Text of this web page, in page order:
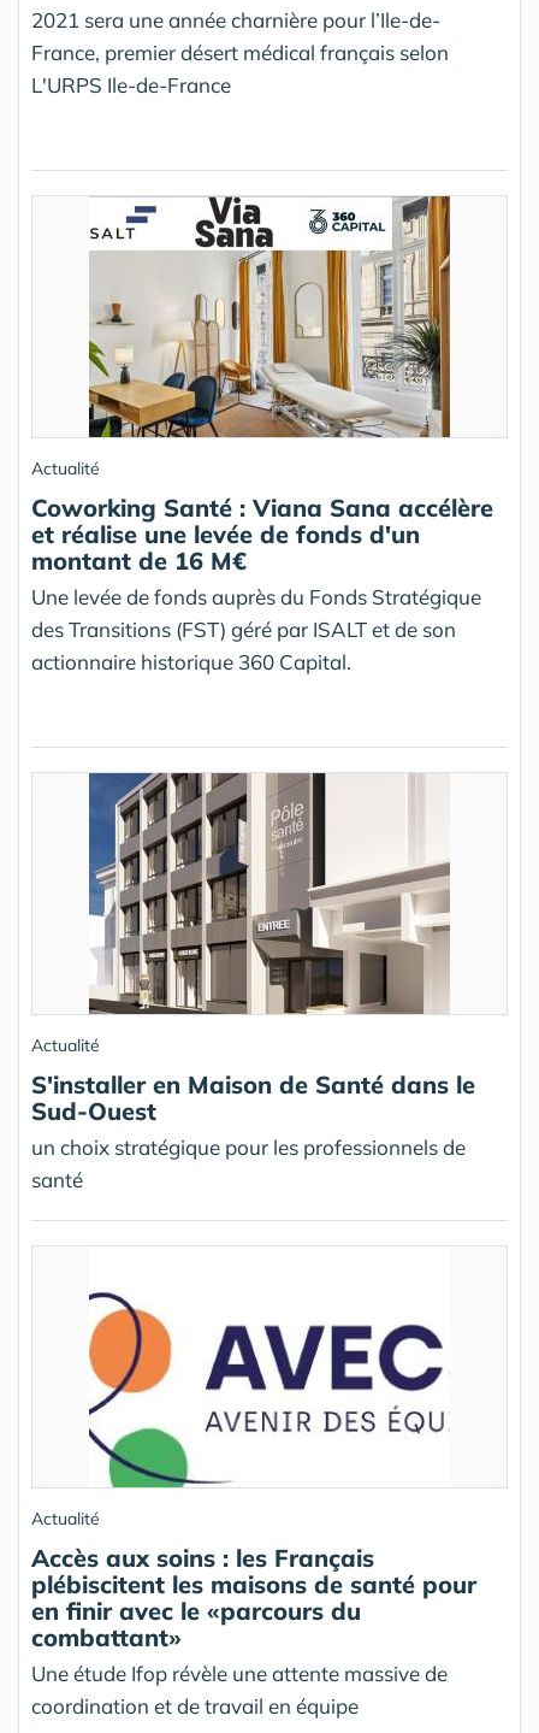
2021 sera une année charnière pour l’Ile-de-
France, premier désert médical français selon
L'URPS Ile-de-France
Actualité
Coworking Santé : Viana Sana accélère
et réalise une levée de fonds d'un
montant de 16 M€
Une levée de fonds auprès du Fonds Stratégique
des Transitions (FST) géré par ISALT et de son
actionnaire historique 360 Capital.
Actualité
S'installer en Maison de Santé dans le
Sud-Ouest
un choix stratégique pour les professionnels de
santé
Actualité
Accès aux soins : les Français
plébiscitent les maisons de santé pour
en finir avec le «parcours du
combattant»
Une étude Ifop révèle une attente massive de
coordination et de travail en équipe